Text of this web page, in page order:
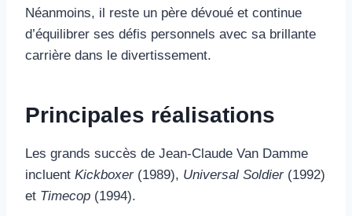
Néanmoins, il reste un père dévoué et continue
d’équilibrer ses défis personnels avec sa brillante
carrière dans le divertissement.
Principales réalisations
Les grands succès de Jean-Claude Van Damme
incluent Kickboxer(1989), Universal Soldier(1992)
et Timecop (1994).